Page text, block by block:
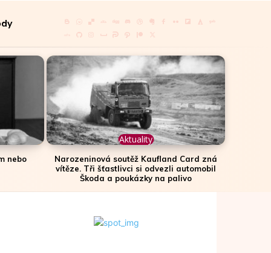
nebo
Aktuality
Narozeninová soutěž Kaufland Card zná
vítěze. Tři šťastlivci si odvezli automobil
Škoda a poukázky na palivo